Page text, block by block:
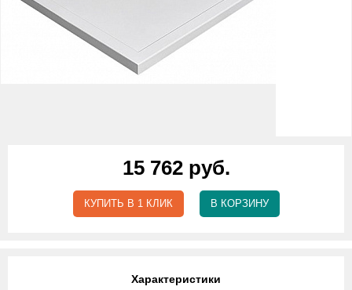
15 762 руб.
КУПИТЬ В 1 КЛИК В КОРЗИНУ
Характеристики